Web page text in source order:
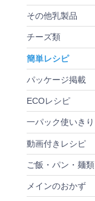
その他乳製品
チーズ類
簡単レシピ
パッケージ掲載
ECOレシピ
一パック使いきり
動画付きレシピ
ご飯・パン・麺類
メインのおかず